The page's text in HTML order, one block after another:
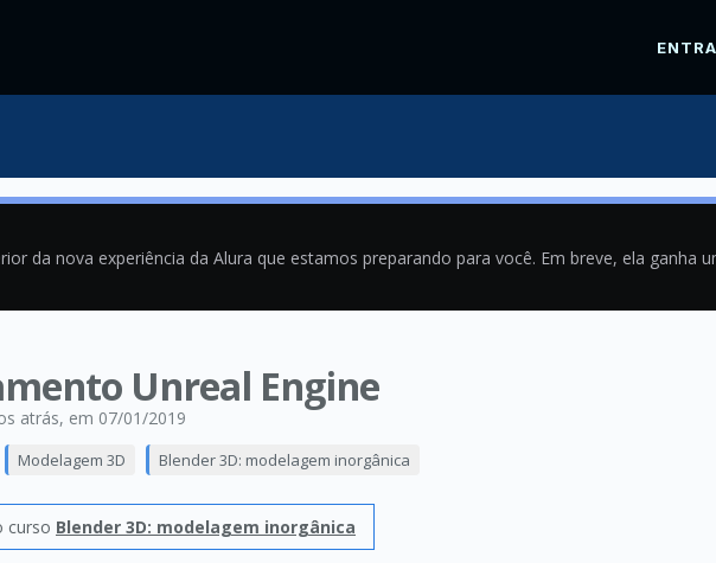
da nova experiência da Alura que estamos preparando para você. Em breve, ela ganha
Unreal Engine
atrás, em 07/01/2019
Modelagem 3D Blender 3D: modelagem inorgânica
curso Blender 3D: modelagem inorgânica